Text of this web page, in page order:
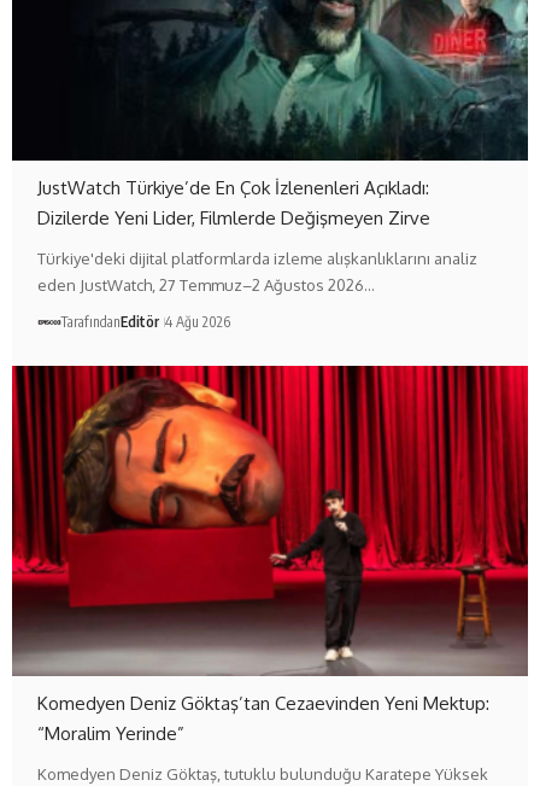
JustWatch Türkiye’de En Çok İzlenenleri Açıkladı:
Dizilerde Yeni Lider, Filmlerde Değişmeyen Zirve
Türkiye'deki dijital platformlarda izleme alışkanlıklarını analiz
eden JustWatch, 27 Temmuz–2 Ağustos 2026…
TarafındanEditör 4 Ağu 2026
Komedyen Deniz Göktaş’tan Cezaevinden Yeni Mektup:
“Moralim Yerinde”
Komedyen Deniz Göktaş, tutuklu bulunduğu Karatepe Yüksek